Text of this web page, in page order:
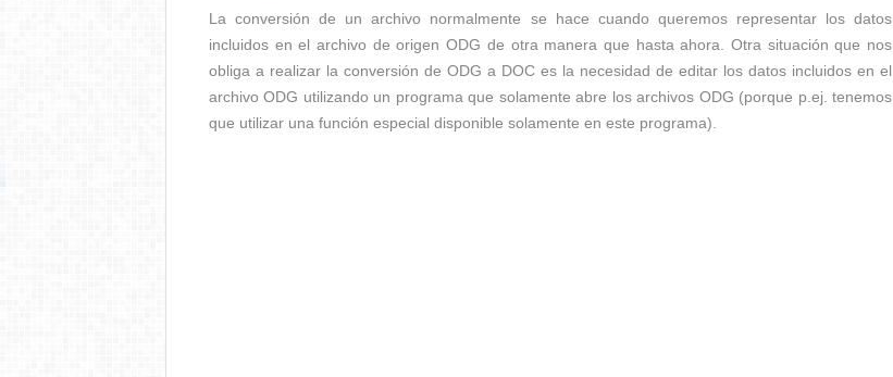
La conversión de un archivo normalmente se hace cuando queremos representar los datos
incluidos en el archivo de origen ODG de otra manera que hasta ahora. Otra situación que nos
obliga a realizar la conversión de ODG a DOC es la necesidad de editar los datos incluidos en el
archivo ODG utilizando un programa que solamente abre los archivos ODG (porque p.ej. tenemos
que utilizar una función especial disponible solamente en este programa).